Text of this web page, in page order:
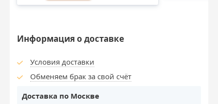
Информация о доставке
Условия доставки
Обменяем брак за свой счёт
Доставка по Москве